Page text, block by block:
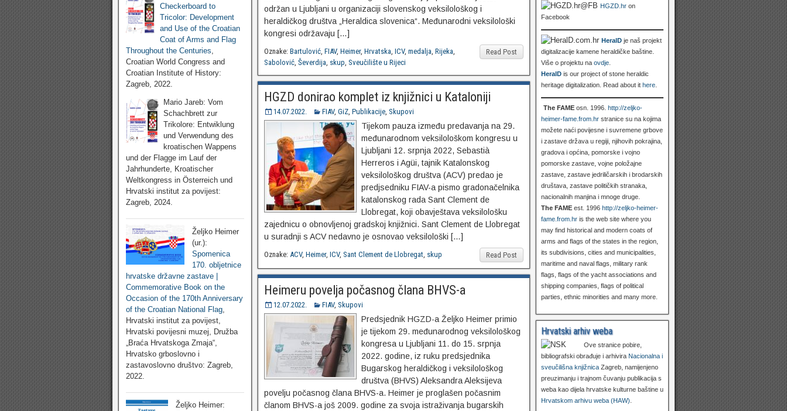
održan u Ljubljani u organizaciji slovenskog veksilološkog i
heraldičkog društva „Heraldica slovenica“. Međunarodni veksilološki
kongresi održavaju […]
Read Post
Oznake: Bartulović, FIAV, Heimer, Hrvatska, ICV, medalja, Rijeka,
Sabolović, Ševerdija, skup, Sveučilište u Rijeci
HGZD donirao komplet iz knjižnici u Kataloniji
14.07.2022. FIAV, GiZ, Publikacije, Skupovi
Tijekom pauza između predavanja na 29.
međunarodnom veksilološkom kongresu u
Ljubljani 12. srpnja 2022, Sebastià
Herreros i Agüi, tajnik Katalonskog
veksilološkog društva (ACV) predao je
predjsedniku FIAV-a pismo gradonačelnika
katalonskog rada Sant Clement de
Llobregat, koji obavještava veksilološku
zajednicu o obnovljenoj gradskoj knjižnici. Sant Clement de Llobregat
u suradnji s ACV nedavno je osnovao veksilološki […]
Read Post
Oznake: ACV, Heimer, ICV, Sant Clement de Llobregat, skup
Heimeru povelja počasnog člana BHVS-a
12.07.2022. FIAV, Skupovi
Predsjednik HGZD-a Željko Heimer primio
je tijekom 29. međunarodnog veksilološkog
kongresa u Ljubljani 11. do 15. srpnja
2022. godine, iz ruku predsjednika
Bugarskog heraldičkog i veksilološkog
društva (BHVS) Aleksandra Aleksijeva
povelju počasnog člana BHVS-a. Heimer je proglašen počasnim
članom BHVS-a još 2009. godine za svoja istraživanja bugarskih
Checkerboard to
Tricolor: Development
and Use of the Croatian
Coat of Arms and Flag
Throughout the Centuries,
Croatian World Congress and
Croatian Institute of History:
Zagreb, 2022.
Mario Jareb: Vom
Schachbrett zur
Trikolore: Entwiklung
und Verwendung des
kroatischen Wappens
und der Flagge im Lauf der
Jahrhunderte, Kroatischer
Weltkongress in Österreich und
Hrvatski institut za povijest:
Zagreb, 2024.
Željko Heimer
(ur.):
Spomenica
170. obljetnice
hrvatske državne zastave |
Commemorative Book on the
Occasion of the 170th Anniversary
of the Croatian National Flag
Hrvatski institut za povijest,
Hrvatski povijesni muzej, Družba
„Braća Hrvatskoga Zmaja“,
Hrvatsko grboslovno i
zastavoslovno društvo: Zagreb,
2022.
Željko Heimer:
HGZD.hron
Facebook
HeralDje naš projekt
digitalizacije kamene heraldičke baštine.
Više o projektu na ovdje.
HeralDis our project of stone heraldic
heritage digitalization. Read about it here.
The FAMEosn. 1996. http://zeljko-
heimer-fame.from.hrstranice su na kojima
možete naći povijesne i suvremene grbove
i zastave država u regiji, njihovih pokrajina,
gradova i općina, pomorske i vojno
pomorske zastave, vojne položajne
zastave, zastave jedriličarskih i brodarskih
društava, zastave političkih stranaka,
nacionalnih manjina i mnoge druge.
The FAMEest. 1996 http://zeljko-heimer-
fame.from.hris the web site where you
may find historical and modern coats of
arms and flags of the states in the region,
its subdivisions, cities and municipalities,
maritime and naval flags, military rank
flags, flags of the yacht associations and
shipping companies, flags of political
parties, ethnic minorities and many more.
Hrvatski arhiv weba
Ove stranice pobire,
bibliografski obrađuje i arhivira Nacionalna i
sveučilišna knjižnicaZagreb, namijenjeno
preuzimanju i trajnom čuvanju publikacija s
weba kao dijela hrvatske kulturne baštine u
Hrvatskom arhivu weba (HAW)